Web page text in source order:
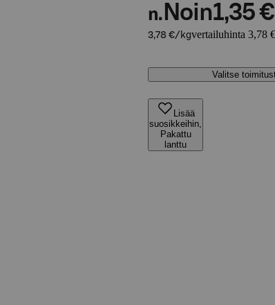
n. Noin1,35 €
3,78 €/kgvertailuhinta 3,78
Valitse
Lisää
suosikkeihin,
Pakattu
lanttu